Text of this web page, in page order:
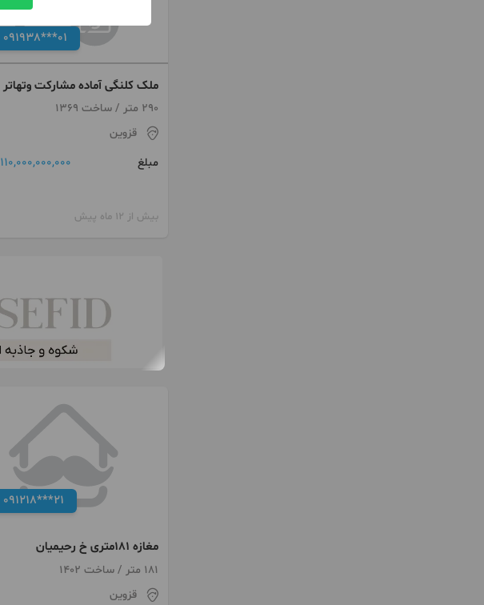
091938***01
ملک کلنگی آماده مشارکت وتهاتر
290 متر / ساخت 1369
قزوین
مبلغ
110,000,000,000 تومان
بیش از 12 ماه پیش
091218***21
مغازه 181متری خ رحیمیان
181 متر / ساخت 1402
قزوین